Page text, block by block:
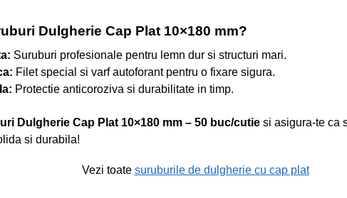
Dulgherie Cap Plat 10×180 mm?
Suruburi profesionale pentru lemn dur si structuri mari.
Filet special si varf autoforant pentru o fixare sigura.
Protectie anticoroziva si durabilitate in timp.
Dulgherie Cap Plat 10×180 mm – 50 buc/cutiesi asigura-te ca
si durabila!
Vezi toate suruburile de dulgherie cu cap plat